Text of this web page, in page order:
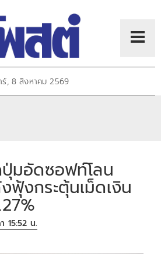
ร์, 8 สิงหาคม 2569
มอัดซอฟท์โลน
ฟุ้งกระตุ้นเม็ดเงิน
15:52 น.